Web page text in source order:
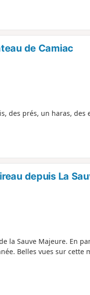
de Camiac
des prés, un haras, des
depuis La
la Sauve Majeure. En
Belles vues sur cette